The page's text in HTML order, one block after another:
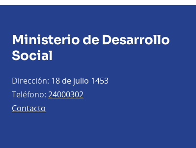
Ministerio de Desarrollo
Social
Dirección: 18 de julio 1453
Teléfono: 24000302
Contacto